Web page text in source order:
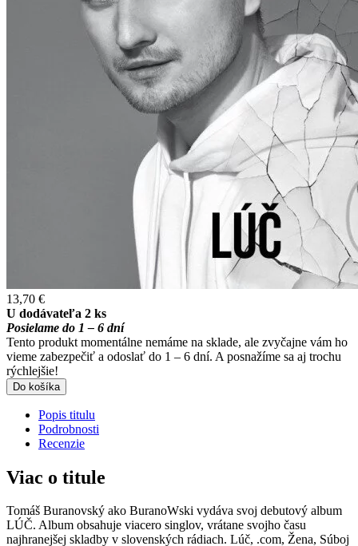
13,70 €
U dodávateľa 2 ks
Posielame do 1 – 6 dní
Tento produkt momentálne nemáme na sklade, ale zvyčajne vám ho
vieme zabezpečiť a odoslať do 1 – 6 dní. A posnažíme sa aj trochu
rýchlejšie!
Do košíka
Popis titulu
Podrobnosti
Recenzie
Viac o titule
Tomáš Buranovský ako BuranoWski vydáva svoj debutový album
LÚČ. Album obsahuje viacero singlov, vrátane svojho času
najhranejšej skladby v slovenských rádiach. Lúč, .com, Žena, Súboj